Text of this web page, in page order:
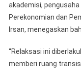
akademisi,
Perekonomian dan
Irsan, menegaskan
“Relaksasi ini
memberi ruang